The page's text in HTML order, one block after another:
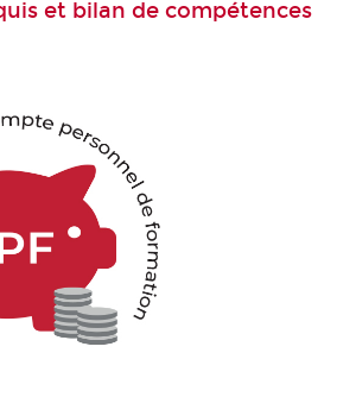
et bilan de compétences